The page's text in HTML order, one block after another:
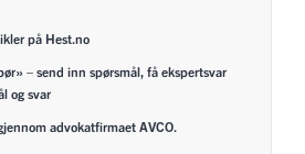
på Hest.no
– send inn spørsmål, få ekspertsvar
og svar
advokatfirmaet AVCO.